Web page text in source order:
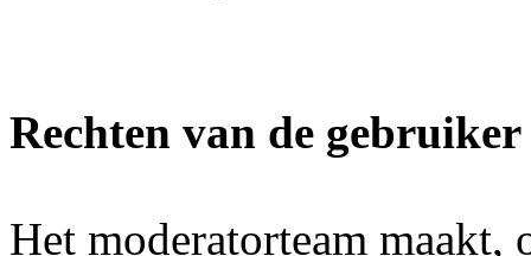
Rechten van de gebruiker
Het moderatorteam